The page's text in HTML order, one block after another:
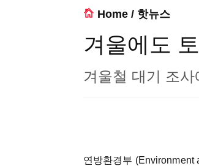
Home / 핫뉴스
겨울에도
겨울철 대기 조
연방환경부 (Environment